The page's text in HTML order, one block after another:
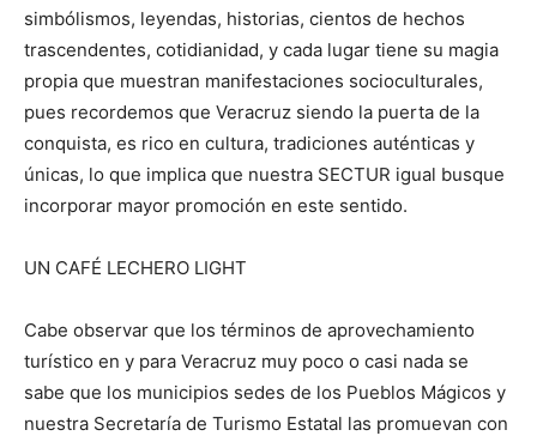
simbólismos, leyendas, historias, cientos de hechos
trascendentes, cotidianidad, y cada lugar tiene su magia
propia que muestran manifestaciones socioculturales,
pues recordemos que Veracruz siendo la puerta de la
conquista, es rico en cultura, tradiciones auténticas y
únicas, lo que implica que nuestra SECTUR igual busque
incorporar mayor promoción en este sentido.
UN CAFÉ LECHERO LIGHT
Cabe observar que los términos de aprovechamiento
turístico en y para Veracruz muy poco o casi nada se
sabe que los municipios sedes de los Pueblos Mágicos y
nuestra Secretaría de Turismo Estatal las promuevan con